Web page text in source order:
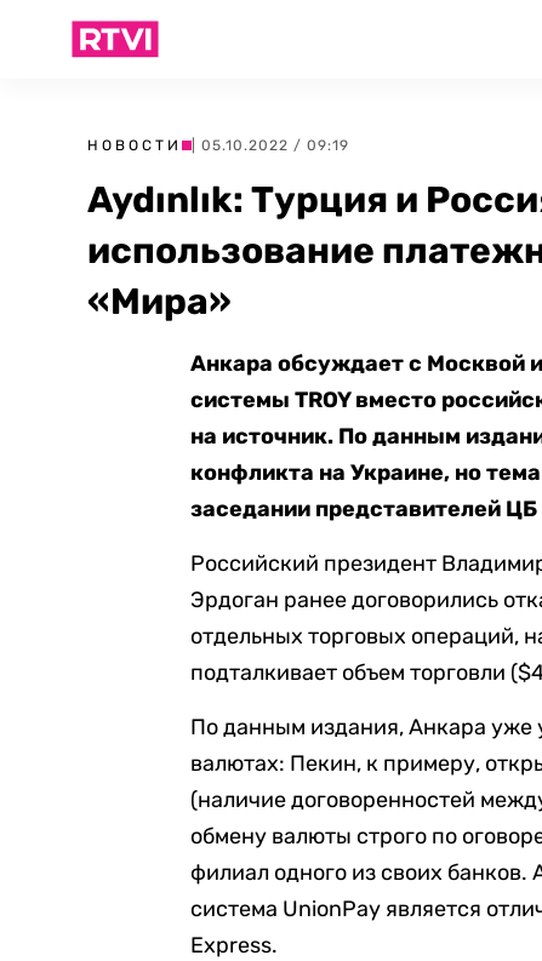
НОВОСТИ | 05.10.2022 / 09:19
Aydınlık: Турция и
использование
«Мира»
Анкара обсуждает с Москвой
системы TROY вместо
на источник. По данным
конфликта на Украине, но
заседании представителей
Российский президент
Эрдоган ранее договорились
отдельных торговых операций,
подталкивает объем торговли
По данным издания, Анкара уже
валютах: Пекин, к примеру,
(наличие договоренностей
обмену валюты строго по
филиал одного из своих банков.
система UnionPay является
Express.